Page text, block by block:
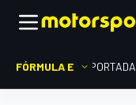
FÓRMULA E PORTADA